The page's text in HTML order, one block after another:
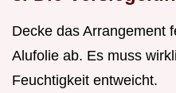
Decke das Arrangement
Alufolie ab. Es muss
Feuchtigkeit entweicht.